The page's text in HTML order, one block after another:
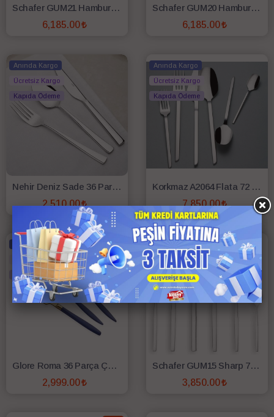
Schafer GUM21 Hamburg 72 Parça 12 Kişilik Çatal Kaşık Bıçak Takımı
6,185.00
Schafer GUM20 Hamburg 72 Parça 12 Kişilik Çatal Kaşık Bıçak Takımı
6,185.00
Anında Kargo
Ücretsiz Kargo
Kapıda Ödeme
Nehir Deniz Sade 36 Parça Çatal Kaşık Bıçak Seti
2,510.00
SEPETE EKLE
Anında Kargo
Ücretsiz Kargo
Kapıda Ödeme
Korkmaz A2064 Flata 72 Parça Çatal Kaşık Bıçak Seti
7,850.00
SEPETE EKLE
Anında Kargo
Ücretsiz Kargo
Kapıda Ödeme
Glore Roma 36 Parça Çatal Kaşık Bıçak Seti Parlak Altın Mavi
2,999.00
Anında Kargo
Ücretsiz Kargo
Kapıda Ödeme
Schafer GUM15 Sharp 72 Parça 12 Kişilik Çatal Kaşık Bıçak Takımı
3,850.00